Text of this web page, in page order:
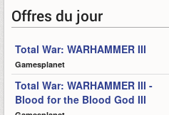
Mots-clefs
21
payant rejoindra
war warhammer
Offres du jour
Total War: WARHAMMER III
Gamesplanet
Total War: WARHAMMER III -
Blood for the Blood God III